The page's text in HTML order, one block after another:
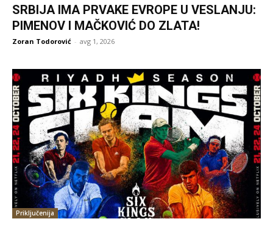
SRBIJA IMA PRVAKE EVROPE U VESLANJU:
PIMENOV I MAČKOVIĆ DO ZLATA!
Zoran Todorović - avg 1, 2026
Priključenija